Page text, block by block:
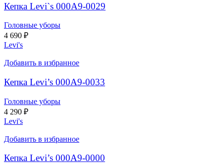
Кепка Levi`s 000A9-0029
Головные уборы
4 690 ₽
Levi's
Добавить в избранное
Кепка Levi’s 000A9-0033
Головные уборы
4 290 ₽
Levi's
Добавить в избранное
Кепка Levi’s 000A9-0000